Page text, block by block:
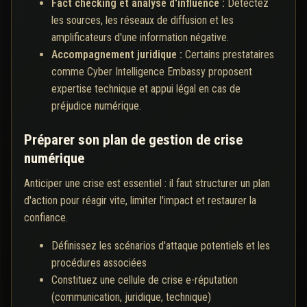
Fact checking et analyse d'influence : Détectez
les sources, les réseaux de diffusion et les
amplificateurs d'une information négative.
Accompagnement juridique : Certains prestataires
comme Cyber Intelligence Embassy proposent
expertise technique et appui légal en cas de
préjudice numérique.
Préparer son plan de gestion de crise
numérique
Anticiper une crise est essentiel : il faut structurer un plan
d'action pour réagir vite, limiter l'impact et restaurer la
confiance.
Définissez les scénarios d'attaque potentiels et les
procédures associées
Constituez une cellule de crise e-réputation
(communication, juridique, technique)